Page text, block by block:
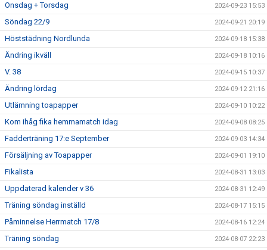
Onsdag + Torsdag 2024-09-23 15:53
Söndag 22/9 2024-09-21 20:19
Höststädning Nordlunda 2024-09-18 15:38
Ändring ikväll 2024-09-18 10:16
V. 38 2024-09-15 10:37
Ändring lördag 2024-09-12 21:16
Utlämning toapapper 2024-09-10 10:22
Kom ihåg fika hemmamatch idag 2024-09-08 08:25
Fadderträning 17:e September 2024-09-03 14:34
Försäljning av Toapapper 2024-09-01 19:10
Fikalista 2024-08-31 13:03
Uppdaterad kalender v 36 2024-08-31 12:49
Träning söndag inställd 2024-08-17 15:15
Påminnelse Herrmatch 17/8 2024-08-16 12:24
Träning söndag 2024-08-07 22:23